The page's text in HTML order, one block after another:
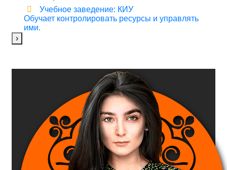
Учебное заведение: КИУ
Обучает контролировать ресурсы и управлять
ими.
›